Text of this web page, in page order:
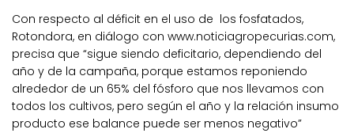
Con respecto al déficit en el uso de los fosfatados,
Rotondora, en diálogo con www.noticiagropecurias.com,
precisa que “sigue siendo deficitario, dependiendo del
año y de la campaña, porque estamos reponiendo
alrededor de un 65% del fósforo que nos llevamos con
todos los cultivos, pero según el año y la relación insumo
producto ese balance puede ser menos negativo”